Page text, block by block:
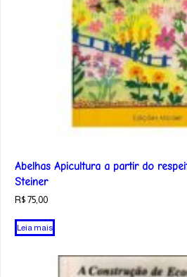
Abelhas Apicultura a partir do
Steiner
R$ 75,00
Leia mais